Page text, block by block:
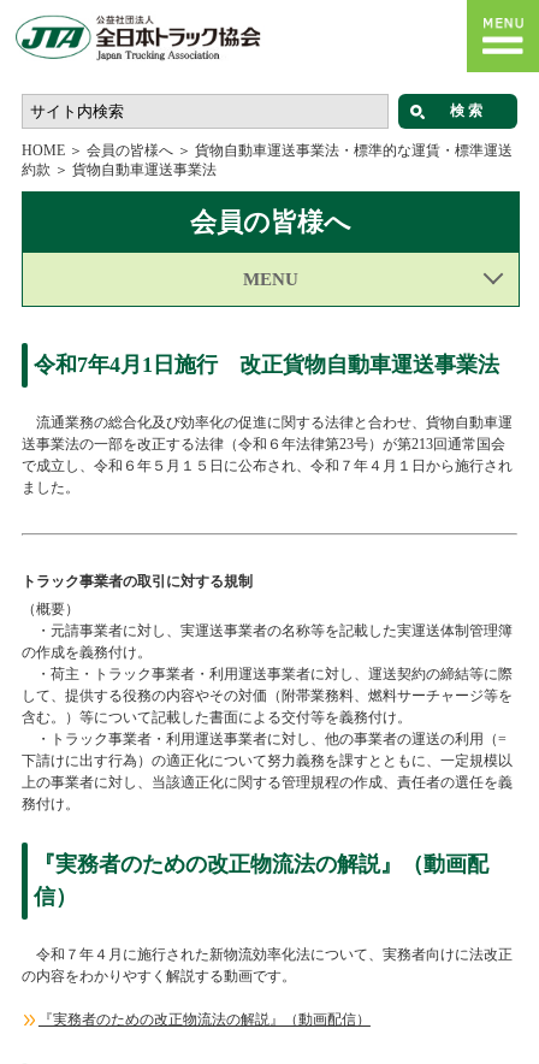
HOME ＞ 会員の皆様へ ＞ 貨物自動車運送事業法・標準的な運賃・標準運送
約款 ＞ 貨物自動車運送事業法
会員の皆様へ
MENU
令和7年4月1日施行 改正貨物自動車運送事業法
流通業務の総合化及び効率化の促進に関する法律と合わせ、貨物自動車運
送事業法の一部を改正する法律（令和６年法律第23号）が第213回通常国会
で成立し、令和６年５月１５日に公布され、令和７年４月１日から施行され
ました。
トラック事業者の取引に対する規制
（概要）
・元請事業者に対し、実運送事業者の名称等を記載した実運送体制管理簿
の作成を義務付け。
・荷主・トラック事業者・利用運送事業者に対し、運送契約の締結等に際
して、提供する役務の内容やその対価（附帯業務料、燃料サーチャージ等を
含む。）等について記載した書面による交付等を義務付け。
・トラック事業者・利用運送事業者に対し、他の事業者の運送の利用（=
下請けに出す行為）の適正化について努力義務を課すとともに、一定規模以
上の事業者に対し、当該適正化に関する管理規程の作成、責任者の選任を義
務付け。
『実務者のための改正物流法の解説』（動画配
信）
令和７年４月に施行された新物流効率化法について、実務者向けに法改正
の内容をわかりやすく解説する動画です。
『実務者のための改正物流法の解説』（動画配信）